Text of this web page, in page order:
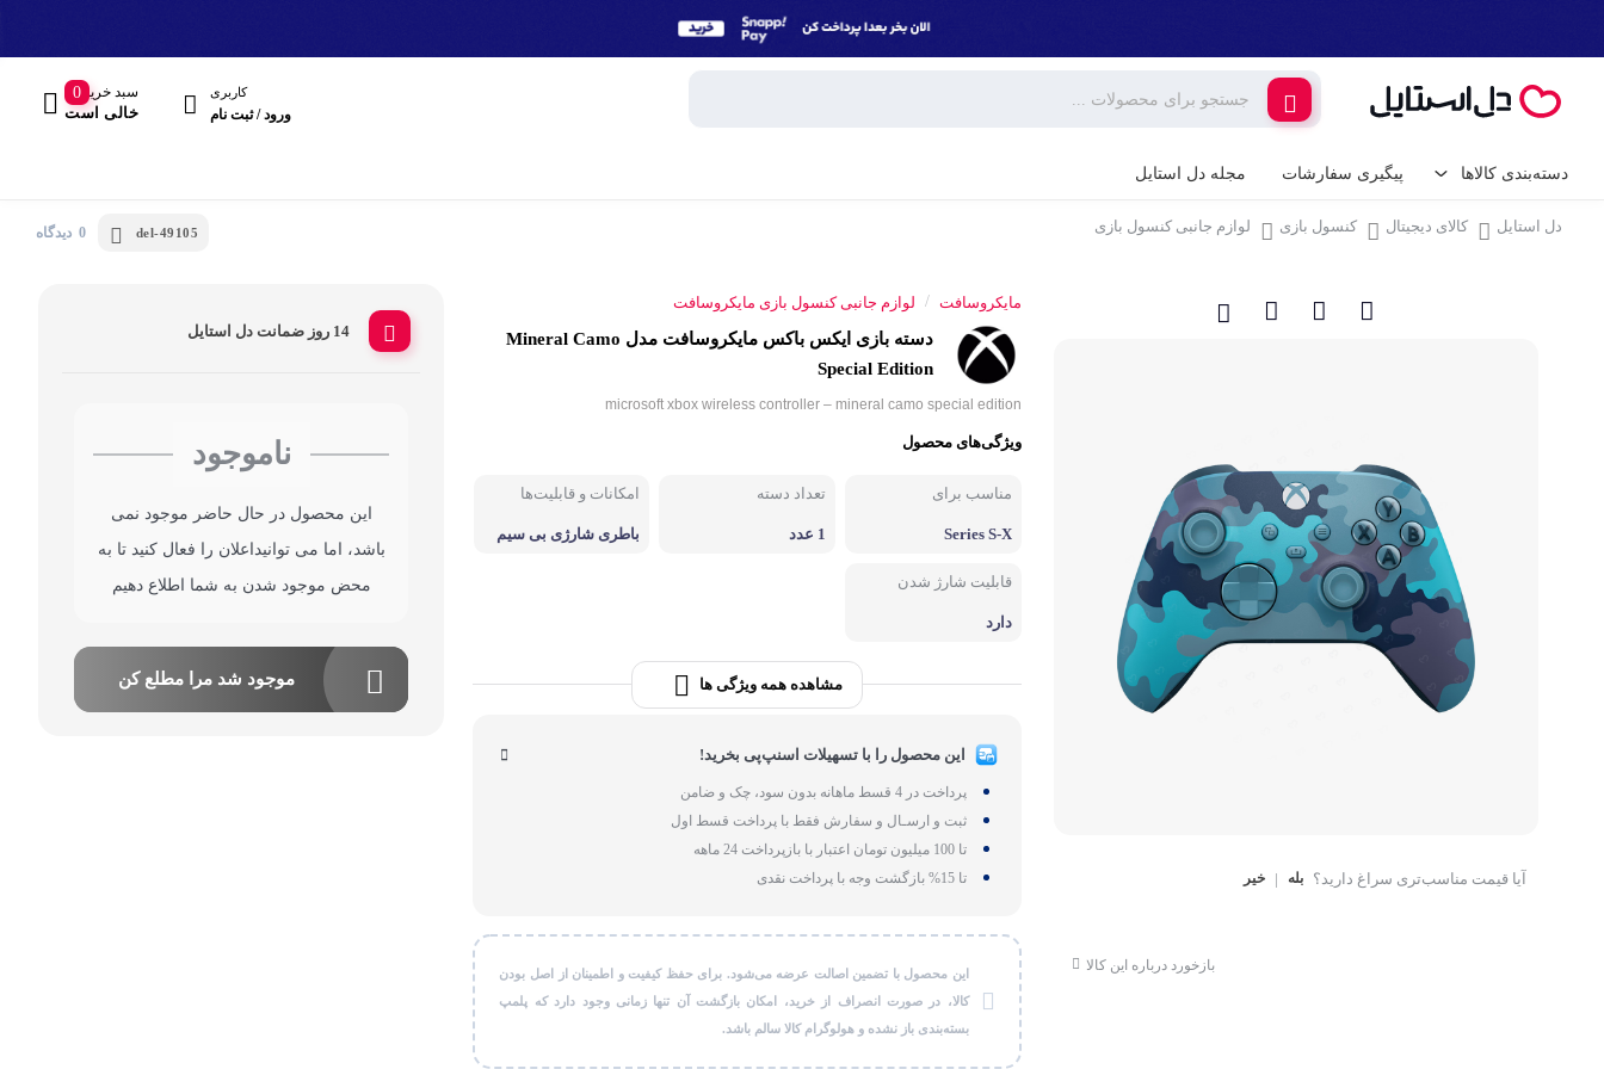
کاربری
ورود / ثبت نام
سبد خرید
خالی است
0
دسته‌بندی کالاها
کالای دیجیتال
کیبورد (صفحه کلید)
ماوس
تجهیزات شبکه و ارتباطات
هارد دیسک اکسترنال
پاوربانک
ابزار آلات و تجهیزات
کتاب، لوازم تحریر و هنر
اسباب بازی
پیگیری سفارشات مجله دل استایل
دل استایل کالای دیجیتال کنسول بازی لوازم جانبی کنسول بازی del-49105 0 دیدگاه
آیا قیمت مناسب‌تری سراغ دارید؟ بله | خیر
بازخورد درباره این کالا
مایکروسافت / لوازم جانبی کنسول بازی مایکروسافت
دسته بازی ایکس باکس مایکروسافت مدل Mineral Camo
Special Edition
microsoft xbox wireless controller – mineral camo special edition
ویژگی‌های محصول
مناسب برای
Series S-X
تعداد دسته
1 عدد
امکانات و قابلیت‌ها
باطری شارژی بی سیم
قابلیت شارژ شدن
دارد
مشاهده همه ویژگی ها
این محصول را با تسهیلات اسنپ‌پی بخرید!
پرداخت در 4 قسط ماهانه بدون سود، چک و ضامن
ثبت و ارسـال و سفارش فقط با پرداخت قسط اول
تا 100 میلیون تومان اعتبار با بازپرداخت 24 ماهه
تا 15% بازگشت وجه با پرداخت نقدی
این محصول با تضمین اصالت عرضه می‌شود. برای حفظ کیفیت و اطمینان از اصل بودن
کالا، در صورت انصراف از خرید، امکان بازگشت آن تنها زمانی وجود دارد که پلمپ
بسته‌بندی باز نشده و هولوگرام کالا سالم باشد.
14 روز ضمانت دل استایل
ناموجود
این محصول در حال حاضر موجود نمی
باشد، اما می توانیداعلان را فعال کنید تا به
محض موجود شدن به شما اطلاع دهیم
موجود شد مرا مطلع کن